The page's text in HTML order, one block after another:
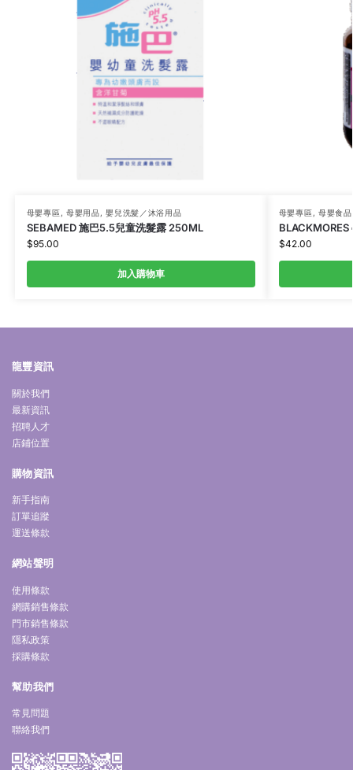
母嬰專區, 母嬰用品,嬰兒洗髮／沐浴用品
SEBAMED 施巴5.5兒童洗髮露 250ML
$95.00
加入購物車
母嬰專區, 母嬰食品
BLACKMORES
$42.00
龍豐資訊
關於我們
最新資訊
招聘人才
店鋪位置
購物資訊
新手指南
訂單追蹤
運送條款
網站聲明
使用條款
網購銷售條款
門市銷售條款
隱私政策
採購條款
幫助我們
常見問題
聯絡我們